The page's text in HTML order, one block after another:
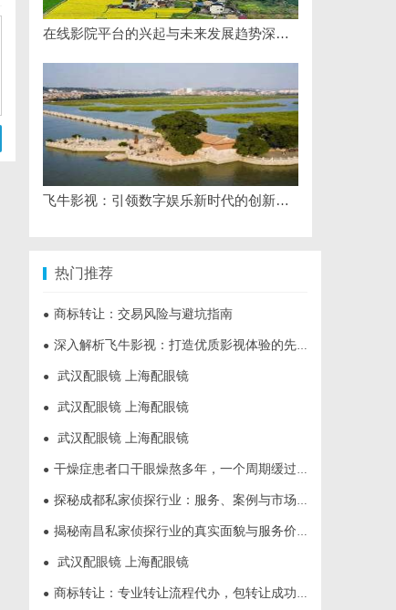
在线影院平台的兴起与未来发展趋势深度解析
飞牛影视：引领数字娱乐新时代的创新平台
热门推荐
● 商标转让：交易风险与避坑指南
● 深入解析飞牛影视：打造优质影视体验的先锋平台
● 武汉配眼镜 上海配眼镜
● 武汉配眼镜 上海配眼镜
● 武汉配眼镜 上海配眼镜
● 干燥症患者口干眼燥熬多年，一个周期缓过来？老中医：一张辨证方对症，身体找回津液
● 探秘成都私家侦探行业：服务、案例与市场现状全面解析
● 揭秘南昌私家侦探行业的真实面貌与服务价值详解
● 武汉配眼镜 上海配眼镜
● 商标转让：专业转让流程代办，包转让成功再付款